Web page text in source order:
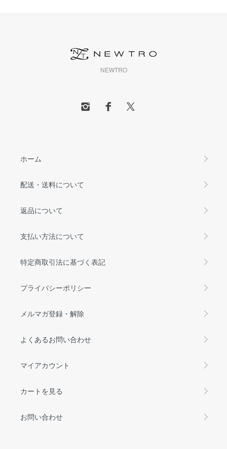
NEWTRO
ホーム
配送・送料について
返品について
支払い方法について
特定商取引法に基づく表記
プライバシーポリシー
メルマガ登録・解除
よくあるお問い合わせ
マイアカウント
カートを見る
お問い合わせ